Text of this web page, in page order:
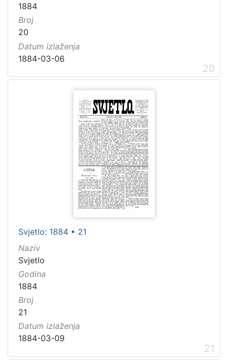
1884
Broj
20
Datum izlaženja
1884-03-06
20
Svjetlo: 1884 • 21
Naziv
Svjetlo
Godina
1884
Broj
21
Datum izlaženja
1884-03-09
21